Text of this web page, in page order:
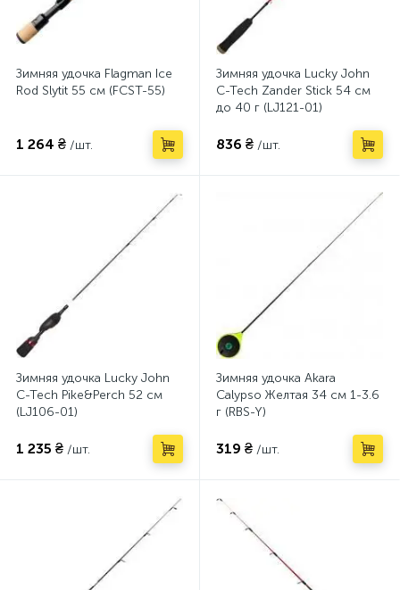
Зимняя удочка Flagman Ice
Rod Slytit 55 см (FCST-55)
1 264 ₴ /шт.
Зимняя удочка Lucky John
C-Tech Zander Stick 54 см
до 40 г (LJ121-01)
836 ₴ /шт.
Зимняя удочка Lucky John
C-Tech Pike&Perch 52 см
(LJ106-01)
1 235 ₴ /шт.
Зимняя удочка Akara
Calypso Желтая 34 см 1-3.6
г (RBS-Y)
319 ₴ /шт.